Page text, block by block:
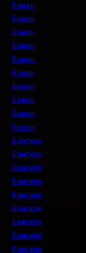
Банан
Банан
Банан
Банан
Банан
Банан
Банан
Банан
Банан
Банан
Бангкок
Бангкок
Бангкок
Бангкок
Бангкок
Бангкок
Бангкок
Бангкок
Бангкок